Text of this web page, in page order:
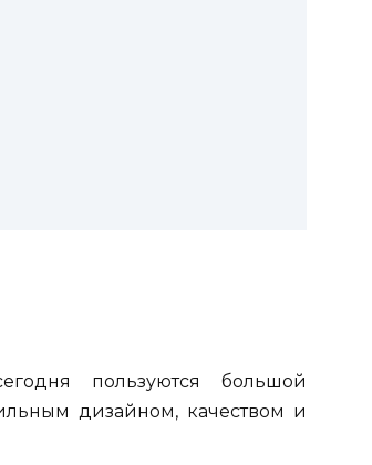
пользуются большой
дизайном, качеством и